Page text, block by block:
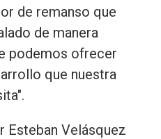
de remanso que
de manera
podemos ofrecer
que nuestra
Esteban Velásquez